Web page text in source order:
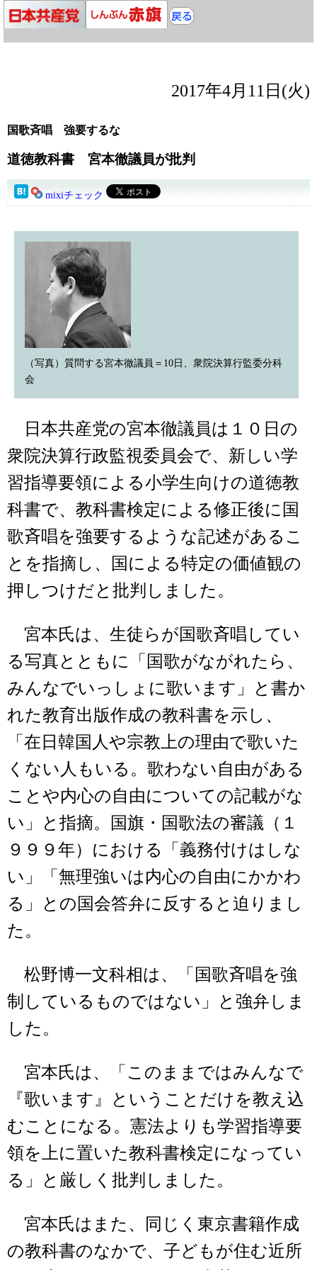
2017年4月11日(火)
国歌斉唱 強要するな
道徳教科書 宮本徹議員が批判
mixiチェック
（写真）質問する宮本徹議員＝10日、衆院決算行監委分科
会
日本共産党の宮本徹議員は１０日の
衆院決算行政監視委員会で、新しい学
習指導要領による小学生向けの道徳教
科書で、教科書検定による修正後に国
歌斉唱を強要するような記述があるこ
とを指摘し、国による特定の価値観の
押しつけだと批判しました。
宮本氏は、生徒らが国歌斉唱してい
る写真とともに「国歌がながれたら、
みんなでいっしょに歌います」と書か
れた教育出版作成の教科書を示し、
「在日韓国人や宗教上の理由で歌いた
くない人もいる。歌わない自由がある
ことや内心の自由についての記載がな
い」と指摘。国旗・国歌法の審議（１
９９９年）における「義務付けはしな
い」「無理強いは内心の自由にかかわ
る」との国会答弁に反すると迫りまし
た。
松野博一文科相は、「国歌斉唱を強
制しているものではない」と強弁しま
した。
宮本氏は、「このままではみんなで
『歌います』ということだけを教え込
むことになる。憲法よりも学習指導要
領を上に置いた教科書検定になってい
る」と厳しく批判しました。
宮本氏はまた、同じく東京書籍作成
の教科書のなかで、子どもが住む近所